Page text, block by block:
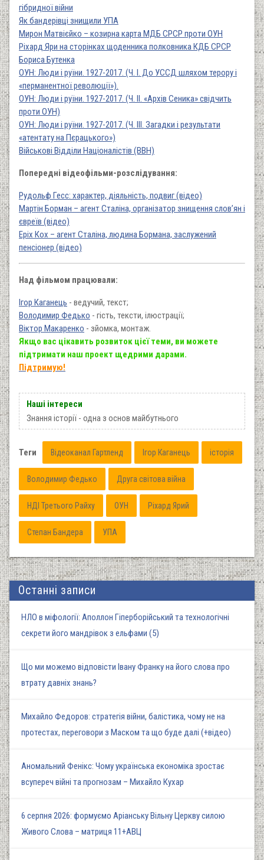
гібридної війни
Як бандерівці знищили УПА
Мирон Матвієйко – козирна карта МДБ СРСР проти ОУН
Ріхард Яри на сторінках щоденника полковника КДБ СРСР
Бориса Бутенка
ОУН: Люди і руїни. 1927-2017. (Ч. I. До УССД шляхом терору і
«перманентної революції»).
ОУН: Люди і руїни. 1927-2017. (Ч. II. «Архів Сеника» свідчить
проти ОУН)
ОУН: Люди і руїни. 1927-2017. (Ч. III. Загадки і результати
«атентату на Пєрацького»)
Військові Відділи Націоналістів (ВВН)
Попередні відеофільми-розслідування:
Рудольф Гесс: характер, діяльність, подвиг (відео)
Мартін Борман – агент Сталіна, організатор знищення слов’ян і
євреїв (відео)
Еріх Кох – агент Сталіна, людина Бормана, заслужений
пенсіонер (відео)
Над фільмом працювали:
Ігор Каганець - ведучий, текст;
Володимир Федько - гість, тексти, ілюстрації;
Віктор Макаренко - зйомка, монтаж.
Якщо вас цікавить розвиток цієї теми, ви можете
підтримати наш проект щедрими дарами.
Підтримую!
Наші інтереси
Знання історії - одна з основ майбутнього
Теги Відеоканал Гартленд Ігор Каганець історія
Володимир Федько Друга світова війна
НДІ Третього Райху ОУН Ріхард Ярий
Степан Бандера УПА
Останні записи
НЛО в міфології: Аполлон Гіперборійський та технологічні
секрети його мандрівок з ельфами (5)
Що ми можемо відповісти Івану Франку на його слова про
втрату давніх знань?
Михайло Федоров: стратегія війни, балістика, чому не на
протестах, переговори з Маском та що буде далі (+відео)
Аномальний Фенікс: Чому українська економіка зростає
всупереч війні та прогнозам – Михайло Кухар
6 серпня 2026: формуємо Аріанську Вільну Церкву силою
Живого Слова – матриця 11+АВЦ